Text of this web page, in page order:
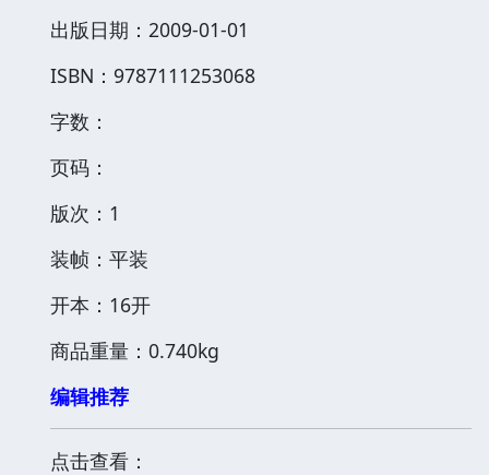
出版日期：2009-01-01
ISBN：9787111253068
字数：
页码：
版次：1
装帧：平装
开本：16开
商品重量：0.740kg
编辑推荐
点击查看：